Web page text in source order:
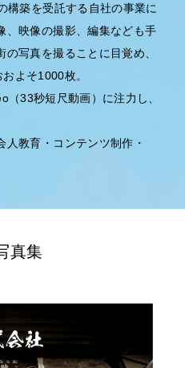
構築を受託する自社の事業に
、映像の撮影、編集なども手
写真を撮ることに目覚め、
よそ1000枚。
33秒短尺動画）に注力し、
教育・コンテンツ制作・
真集